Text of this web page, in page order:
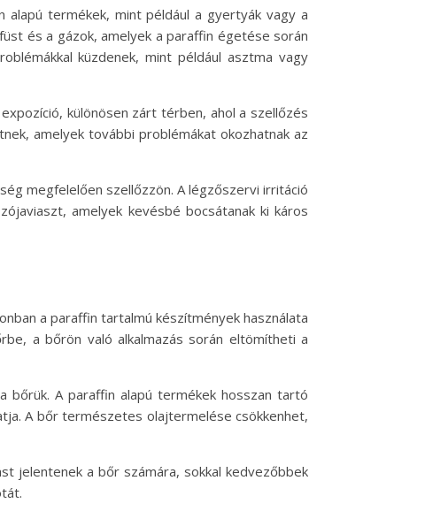
termékek, mint például a gyertyák vagy a
és a gázok, amelyek a paraffin égetése során
küzdenek, mint például asztma vagy
különösen zárt térben, ahol a szellőzés
amelyek további problémákat okozhatnak az
megfelelően szellőzzön. A légzőszervi irritáció
amelyek kevésbé bocsátanak ki káros
a paraffin tartalmú készítmények használata
a bőrön való alkalmazás során eltömítheti a
bőrük. A paraffin alapú termékek hosszan tartó
A bőr természetes olajtermelése csökkenhet,
jelentenek a bőr számára, sokkal kedvezőbbek